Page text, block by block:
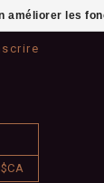
améliorer les